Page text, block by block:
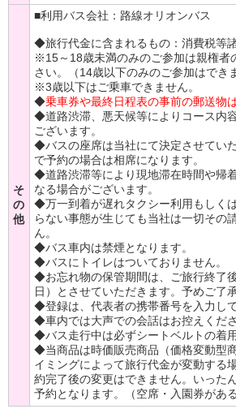
そ
の
他
■利用バス会社：路線オリオンバス
◆旅行代金に含まれるもの：消費税等
※15～18歳未満のみのご参加は親権者
さい。（14歳以下のみのご参加はでき
※3歳以下はご乗車できません。
◆乗車券や最終日程表の事前の郵送物
◆道路渋滞、悪天候等によりコース内
ございます。
◆バスの座席は当社にて決定させてい
で予約の場合は相席になります。
◆道路渋滞等により現地滞在時間や帰
なる場合がございます。
◆万一到着が遅れタクシー利用もしく
らない事態が生じても当社は一切その
ん。
◆バス車内は禁煙となります。
◆バスにトイレはついておりません。
◆お忘れ物の保管期間は、ご旅行終了
日）とさせていただきます。予めご了
◆登録は、代表者の携帯番号を入力して
◆車内では大声での会話はお控えくださ
◆バス走行中は必ずシートベルトの着
◆当商品は時価販売商品（価格変動型
イミングによって旅行代金が変動する
約完了後の変更はできません。いった
予約となります。（空席・入園券がある